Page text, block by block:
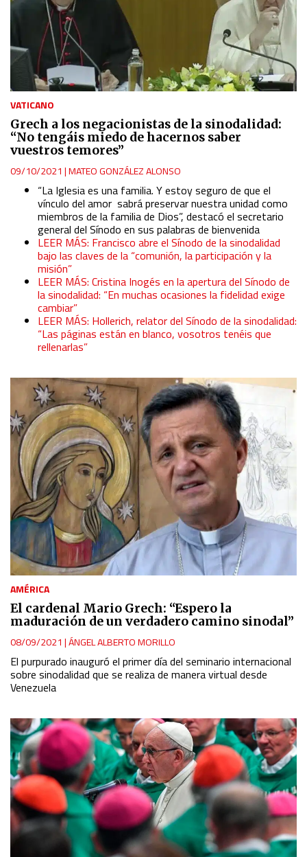
VATICANO
Grech a los negacionistas de la sinodalidad:
“No tengáis miedo de hacernos saber
vuestros temores”
09/10/2021 |MATEO GONZÁLEZ ALONSO
“La Iglesia es una familia. Y estoy seguro de que el
vínculo del amor sabrá preservar nuestra unidad como
miembros de la familia de Dios”, destacó el secretario
general del Sínodo en sus palabras de bienvenida
LEER MÁS: Francisco abre el Sínodo de la sinodalidad
bajo las claves de la “comunión, la participación y la
misión”
LEER MÁS: Cristina Inogés en la apertura del Sínodo de
la sinodalidad: “En muchas ocasiones la fidelidad exige
cambiar”
LEER MÁS: Hollerich, relator del Sínodo de la sinodalidad:
“Las páginas están en blanco, vosotros tenéis que
rellenarlas”
AMÉRICA
El cardenal Mario Grech: “Espero la
maduración de un verdadero camino sinodal”
08/09/2021 |ÁNGEL ALBERTO MORILLO
El purpurado inauguró el primer día del seminario internacional
sobre sinodalidad que se realiza de manera virtual desde
Venezuela